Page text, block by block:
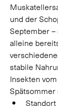
und der
September
alleine
stabile
Insekten
Spätsommer